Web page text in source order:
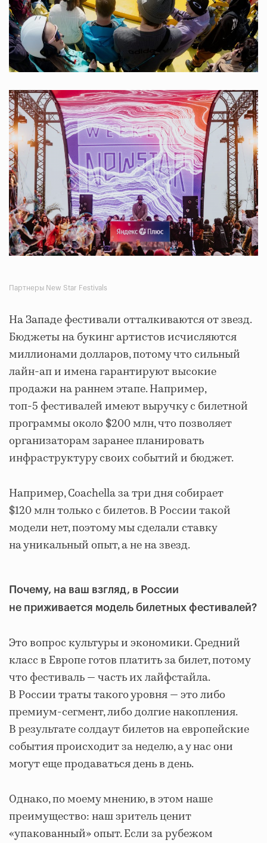
Партнеры New Star Festivals
На Западе фестивали отталкиваются от звезд.
Бюджеты на букинг артистов исчисляются
миллионами долларов, потому что сильный
лайн-ап и имена гарантируют высокие
продажи на раннем этапе. Например,
топ-5 фестивалей имеют выручку с билетной
программы около $200 млн, что позволяет
организаторам заранее планировать
инфраструктуру своих событий и бюджет.
Например, Coachella за три дня собирает
$120 млн только с билетов. В России такой
модели нет, поэтому мы сделали ставку
на уникальный опыт, а не на звезд.
Почему, на ваш взгляд, в России
не приживается модель билетных фестивалей?
Это вопрос культуры и экономики. Средний
класс в Европе готов платить за билет, потому
что фестиваль — часть их лайфстайла.
В России траты такого уровня — это либо
премиум-сегмент, либо долгие накопления.
В результате солдаут билетов на европейские
события происходит за неделю, а у нас они
могут еще продаваться день в день.
Однако, по моему мнению, в этом наше
преимущество: наш зритель ценит
«упакованный» опыт. Если за рубежом